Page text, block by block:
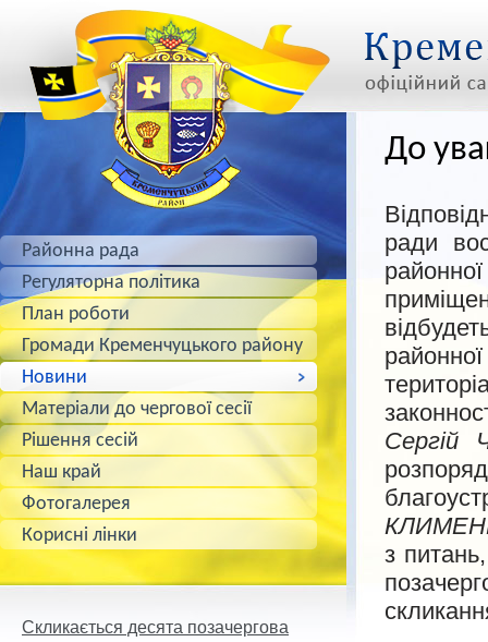
До
ради
Сергій
з
Районна рада
Регуляторна політика
План роботи
Громади Кременчуцького району
Новини
Матеріали до чергової сесії
Рішення сесій
Наш край
Фотогалерея
Корисні лінки
Скликається десята позачергова